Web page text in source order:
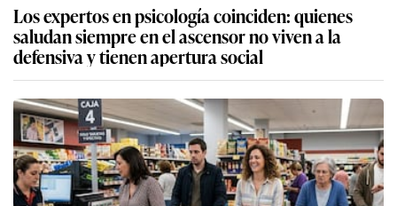
Los expertos en psicología coinciden: quienes
saludan siempre en el ascensor no viven a la
defensiva y tienen apertura social